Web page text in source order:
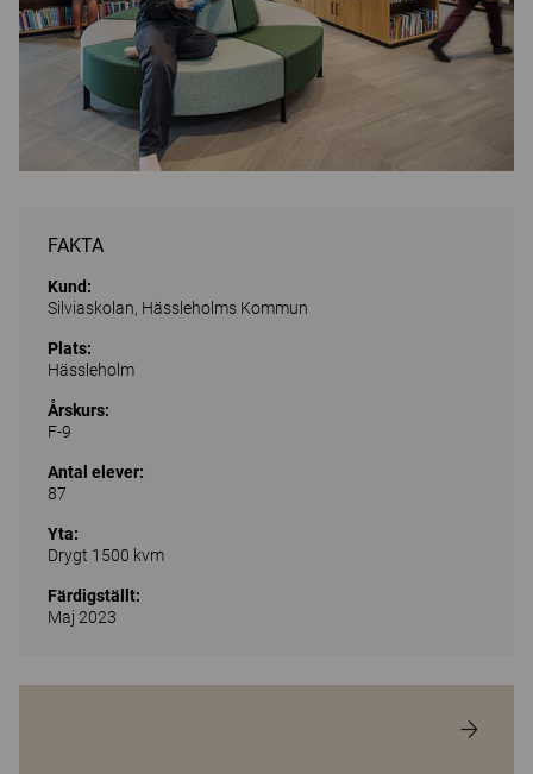
FAKTA
Kund:
Silviaskolan, Hässleholms Kommun
Plats:
Hässleholm
Årskurs:
F-9
Antal elever:
87
Yta:
Drygt 1500 kvm
Färdigställt:
Maj 2023